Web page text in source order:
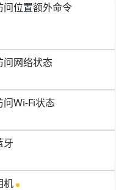
问位置额外命令
问网络状态
问Wi-Fi状态
牙
机